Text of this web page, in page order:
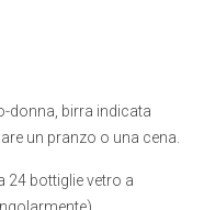
donna, birra indicata
un pranzo o una cena.
24 bottiglie vetro a